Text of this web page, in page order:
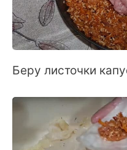
Беру листочки